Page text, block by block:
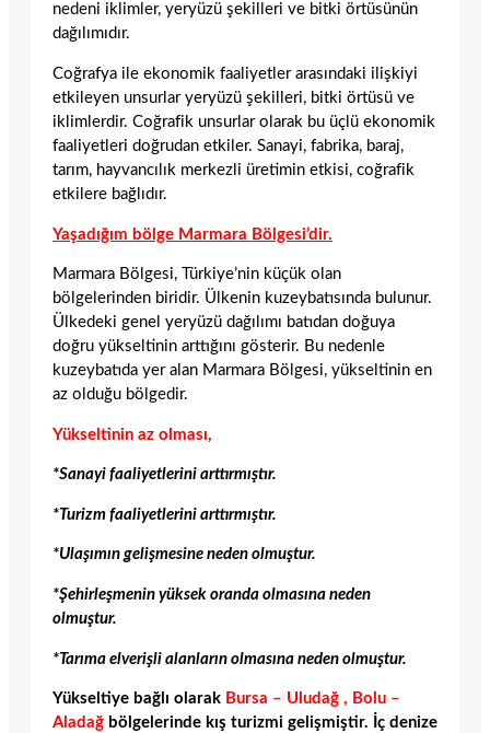
nedeni iklimler, yeryüzü şekilleri ve bitki örtüsünün
dağılımıdır.
Coğrafya ile ekonomik faaliyetler arasındaki ilişkiyi
etkileyen unsurlar yeryüzü şekilleri, bitki örtüsü ve
iklimlerdir. Coğrafik unsurlar olarak bu üçlü ekonomik
faaliyetleri doğrudan etkiler. Sanayi, fabrika, baraj,
tarım, hayvancılık merkezli üretimin etkisi, coğrafik
etkilere bağlıdır.
Yaşadığım bölge Marmara Bölgesi’dir.
Marmara Bölgesi, Türkiye’nin küçük olan
bölgelerinden biridir. Ülkenin kuzeybatısında bulunur.
Ülkedeki genel yeryüzü dağılımı batıdan doğuya
doğru yükseltinin arttığını gösterir. Bu nedenle
kuzeybatıda yer alan Marmara Bölgesi, yükseltinin en
az olduğu bölgedir.
Yükseltinin az olması,
*Sanayi faaliyetlerini arttırmıştır.
*Turizm faaliyetlerini arttırmıştır.
*Ulaşımın gelişmesine neden olmuştur.
*Şehirleşmenin yüksek oranda olmasına neden
olmuştur.
*Tarıma elverişli alanların olmasına neden olmuştur.
Yükseltiye bağlı olarak Bursa – Uludağ , Bolu –
Aladağ bölgelerinde kış turizmi gelişmiştir. İç denize